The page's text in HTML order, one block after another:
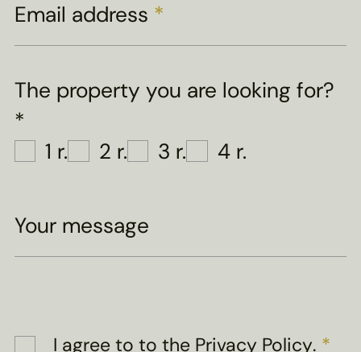
Email address *
The property you are looking for?
*
1 r.
2 r. 3 r. 4 r.
Your message
I agree toto the Privacy Policy. *